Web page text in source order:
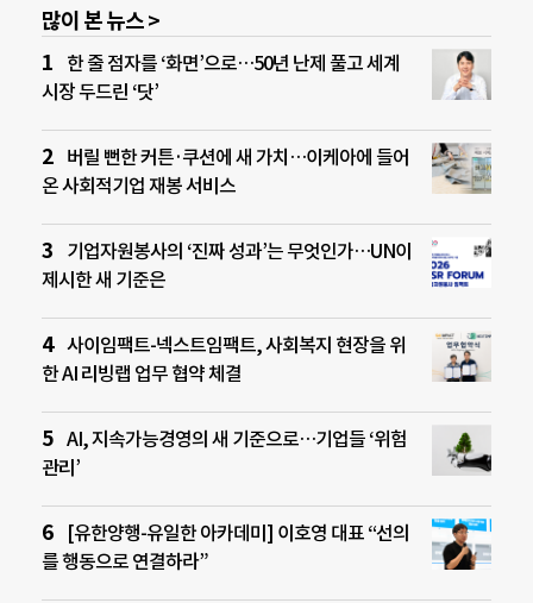
많이 본 뉴스 >
한 줄 점자를 ‘화면’으로…50년 난제 풀고 세계
시장 두드린 ‘닷’
버릴 뻔한 커튼·쿠션에 새 가치…이케아에 들어
온 사회적기업 재봉 서비스
기업자원봉사의 ‘진짜 성과’는 무엇인가…UN이
제시한 새 기준은
사이임팩트-넥스트임팩트, 사회복지 현장을 위
한 AI 리빙랩 업무 협약 체결
AI, 지속가능경영의 새 기준으로…기업들 ‘위험
관리’
[유한양행-유일한 아카데미] 이호영 대표 “선의
를 행동으로 연결하라”